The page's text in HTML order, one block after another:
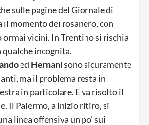
sulle pagine del Giornale di
il momento dei rosanero, con
ormai vicini. In Trentino si rischia
qualche incognita.
ed Hernanisono sicuramente
ma il problema resta in
in particolare. E va risolto il
Il Palermo, a inizio ritiro, si
linea offensiva un po’ sui